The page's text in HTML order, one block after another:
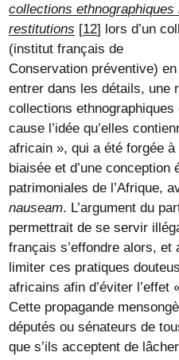
collections
restitutions [12] lors d’un
(institut français de
Conservation préventive)
entrer dans les détails, une
collections
cause l’idée qu’elles
africain », qui a été forgée à
biaisée et d’une conception
patrimoniales de l’Afrique,
nauseam. L’argument du
permettrait de se servir
français s’effondre alors,
limiter ces pratiques
africains afin d’éviter l’effet
Cette propagande
députés ou sénateurs de
que s’ils acceptent de